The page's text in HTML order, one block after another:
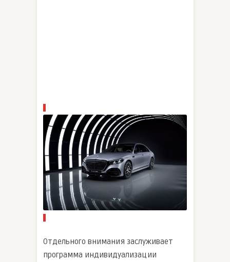
Отдельного внимания заслуживает
программа индивидуализации